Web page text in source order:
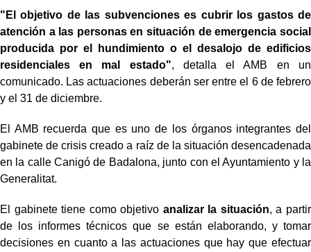
"El objetivo de las subvenciones es cubrir los gastos de
atención a las personas en situación de emergencia social
producida por el hundimiento o el desalojo de edificios
residenciales en mal estado", detalla el AMB en un
comunicado. Las actuaciones deberán ser entre el 6 de febrero
y el 31 de diciembre.
El AMB recuerda que es uno de los órganos integrantes del
gabinete de crisis creado a raíz de la situación desencadenada
en la calle Canigó de Badalona, junto con el Ayuntamiento y la
Generalitat.
El gabinete tiene como objetivo analizar la situación, a partir
de los informes técnicos que se están elaborando, y tomar
decisiones en cuanto a las actuaciones que hay que efectuar